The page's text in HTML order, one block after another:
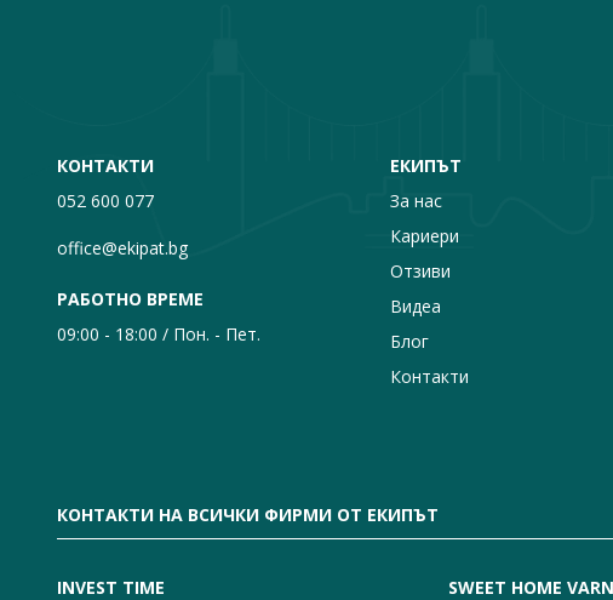
КОНТАКТИ
052 600 077
office@ekipat.bg
РАБОТНО ВРЕМЕ
09:00 - 18:00 / Пон. - Пет.
ЕКИПЪТ
За нас
Кариери
Отзиви
Видеа
Блог
Контакти
КОНТАКТИ НА ВСИЧКИ ФИРМИ ОТ ЕКИПЪТ
INVEST TIME SWEET HOME